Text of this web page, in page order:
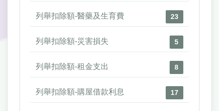
列舉扣除額-醫藥及生育費 23
列舉扣除額-災害損失 5
列舉扣除額-租金支出 8
列舉扣除額-購屋借款利息 17